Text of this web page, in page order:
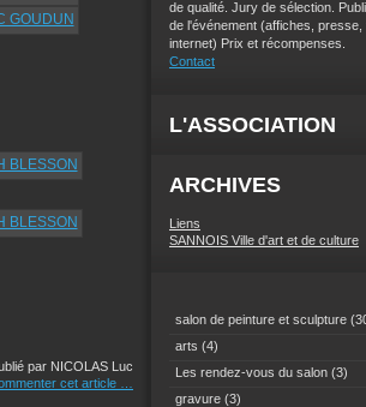
par NICOLAS Luc
cet article
de qualité. Jury de sélection.
de l'événement (affiches, presse,
internet) Prix et récompenses.
Contact
L'ASSOCIATION
ARCHIVES
Liens
SANNOIS Ville d'art et de culture
salon de peinture et sculpture
arts (4)
Les rendez-vous du salon (3)
gravure (3)